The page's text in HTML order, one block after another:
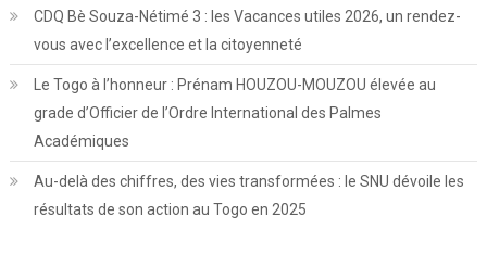
CDQ Bè Souza-Nétimé 3 : les Vacances utiles 2026, un rendez-
vous avec l’excellence et la citoyenneté
Le Togo à l’honneur : Prénam HOUZOU-MOUZOU élevée au
grade d’Officier de l’Ordre International des Palmes
Académiques
Au-delà des chiffres, des vies transformées : le SNU dévoile les
résultats de son action au Togo en 2025